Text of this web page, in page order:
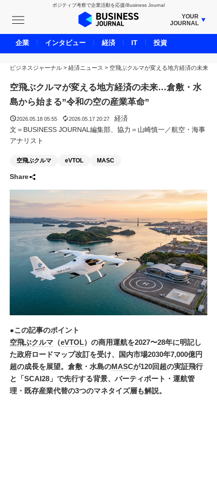
ポジティブ考察で企業活動を応援/Business Journal
YOUR
JOURNAL
BUSINESS JOURNAL
UNICORN JOURNAL
CARBON CREDITS JOURNAL
IVS JOURNAL
ENERGY MANAGEMENT JOURNAL
LIFE ENDING JOURNAL
ADOPTABLE DOG JOURNAL
ビジネスジャーナル > 経済ニュース > 空飛ぶクルマが変える地方経済の未来
空飛ぶクルマが変える地方経済の未来…倉敷・水
島から始まる”令和の空の産業革命”
2026.05.18 05:55 2026.05.17 20:27
経済
文＝BUSINESS JOURNAL編集部、協力＝山崎慎一／航空・海事
アナリスト
空飛ぶクルマ eVTOL MASC
Share
●この記事のポイント
空飛ぶクルマ （eVTOL）の商用運航を2027〜28年に明記し
た政府ロードマップ改訂を受け、国内市場2030年7,000億円
超の成長を展望。倉敷・水島のMASCが120回超の実証飛行
と「SCAI28」で先行する背景、バーティポート・運航管
理・既存産業代替の3つのマネタイズ層も解説。
企業 インタビュー 経済 IT 投資